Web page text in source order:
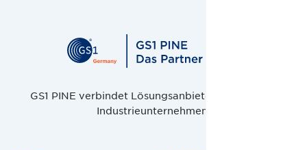
GS1 PINE verbindet Lösungsanbieter, Handel und
Industrieunternehmen.